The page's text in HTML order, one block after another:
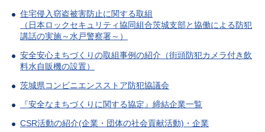
住宅侵入窃盗被害防止に関する取組
（日本ロックセキュリティ協同組合茨城支部と協働による防犯
講話の実施～水戸警察署～）
安全安心まちづくりの取組事例の紹介（街頭防犯カメラ付き飲
料水自販機の設置）
茨城県コンビニエンスストア防犯協議会
『安全なまちづくりに関する協定』締結企業一覧
CSR活動の紹介(企業・団体の社会貢献活動)・企業